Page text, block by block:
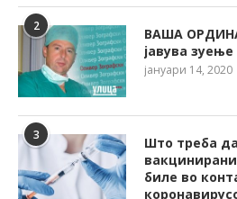
2
ВАША
јавува
јануари 14, 2020
3
Што треба
биле во